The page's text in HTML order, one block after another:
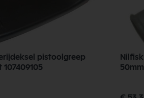
pistoolgreep
107409105